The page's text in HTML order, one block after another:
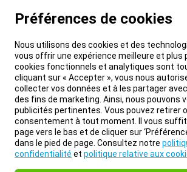
Préférences de cookies
Nous utilisons des cookies et des
vous offrir une expérience meilleure et plus
cookies fonctionnels et analytiques sont
cliquant sur « Accepter », vous nous
collecter vos données et à les partager
des fins de marketing. Ainsi, nous pouvons
publicités pertinentes. Vous pouvez retirer
consentement à tout moment. Il vous
page vers le bas et de cliquer sur
dans le pied de page. Consultez notre
confidentialité et politique relative aux